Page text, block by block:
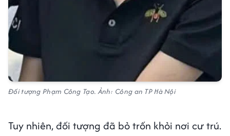
Đối tượng Phạm Công Tạo. Ảnh: Công an TP Hà Nội
Tuy nhiên, đối tượng đã bỏ trốn khỏi nơi cư trú.